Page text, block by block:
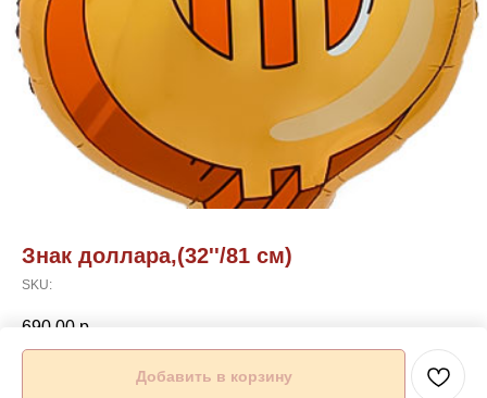
Знак доллара,(32''/81 см)
SKU:
690,00 р.
Добавить в корзину